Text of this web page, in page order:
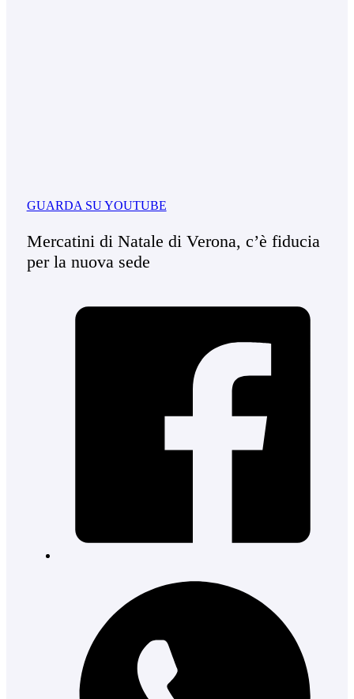
GUARDA SU YOUTUBE
Mercatini di Natale di Verona, c’è fiducia
per la nuova sede